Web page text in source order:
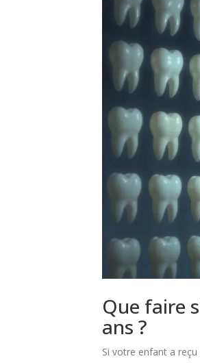
Que faire
ans ?
Si votre enfant a